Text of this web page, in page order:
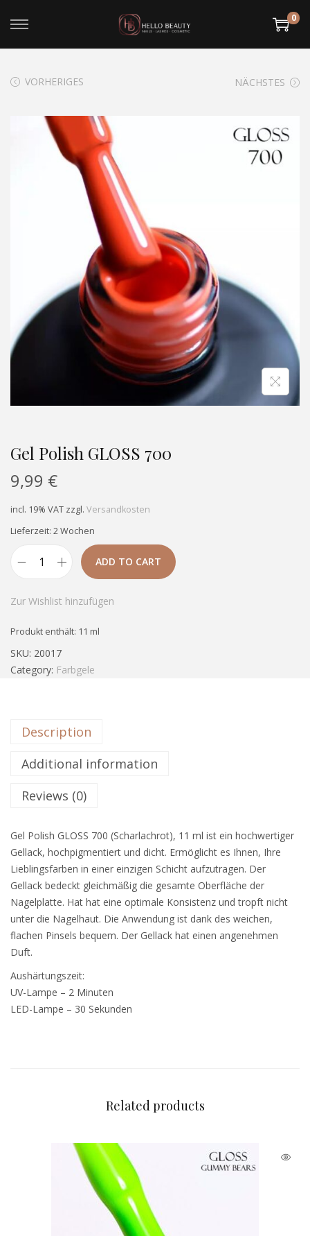
0
VORHERIGES NÄCHSTES
Gel Polish GLOSS 700
9,99 €
incl. 19% VAT zzgl. Versandkosten
Lieferzeit: 2 Wochen
ADD TO CART
Zur Wishlist hinzufügen
Produkt enthält: 11 ml
SKU: 20017
Category: Farbgele
Description
Additional information
Reviews (0)
Gel Polish GLOSS 700 (Scharlachrot), 11 ml ist ein hochwertiger
Gellack, hochpigmentiert und dicht. Ermöglicht es Ihnen, Ihre
Lieblingsfarben in einer einzigen Schicht aufzutragen. Der
Gellack bedeckt gleichmäßig die gesamte Oberfläche der
Nagelplatte. Hat hat eine optimale Konsistenz und tropft nicht
unter die Nagelhaut. Die Anwendung ist dank des weichen,
flachen Pinsels bequem. Der Gellack hat einen angenehmen
Duft.
Aushärtungszeit:
UV-Lampe – 2 Minuten
LED-Lampe – 30 Sekunden
Related products